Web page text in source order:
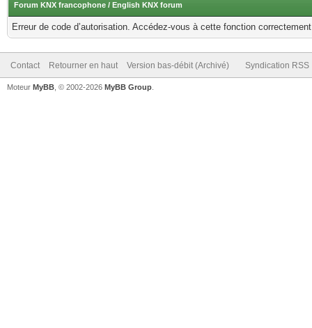
Forum KNX francophone / English KNX forum
Erreur de code d’autorisation. Accédez-vous à cette fonction
Contact Retourner en haut Version bas-débit (Archivé) Syndication RSS
Moteur MyBB , © 2002-2026 MyBB Group